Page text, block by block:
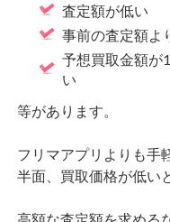
査定額が低い
事前の査定額よ
予想買取金額が
い
等があります。
フリマアプリよりも手
半面、買取価格が低い